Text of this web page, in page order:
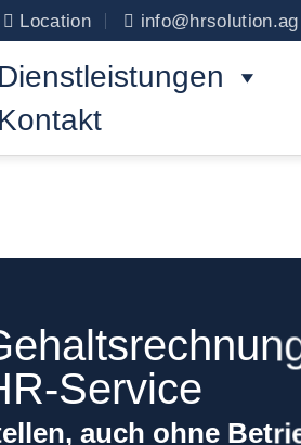
Location info@hrsolution.ag
Dienstleistungen
Kontakt
Service
auch ohne